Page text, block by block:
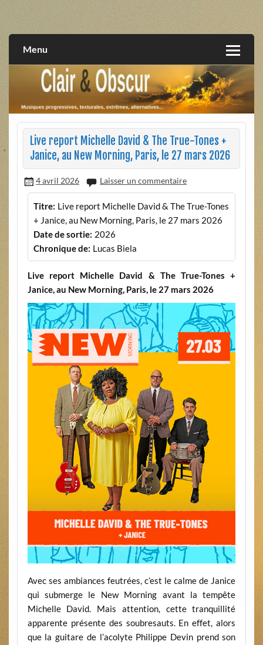
extrêmes, alternatives, texturales
Menu
Live report Michelle David & The True-Tones +
Janice, au New Morning, Paris, le 27 mars 2026
4 avril 2026 Laisser un commentaire
Titre: Live report Michelle David & The True-Tones
+ Janice, au New Morning, Paris, le 27 mars 2026
Date de sortie: 2026
Chronique de: Lucas Biela
Live report Michelle David & The True-Tones +
Janice, au New Morning, Paris, le 27 mars 2026
Avec ses ambiances feutrées, c’est le calme de Janice
qui submerge le New Morning avant la tempête
Michelle David. Mais attention, cette tranquillité
apparente présente des soubresauts. En effet, alors
que la guitare de l’acolyte Philippe Devin prend son